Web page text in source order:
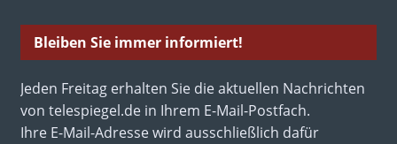
Bleiben Sie immer informiert!
Jeden Freitag erhalten Sie die aktuellen Nachrichten
von telespiegel.de in Ihrem E-Mail-Postfach.
Ihre E-Mail-Adresse wird ausschließlich dafür